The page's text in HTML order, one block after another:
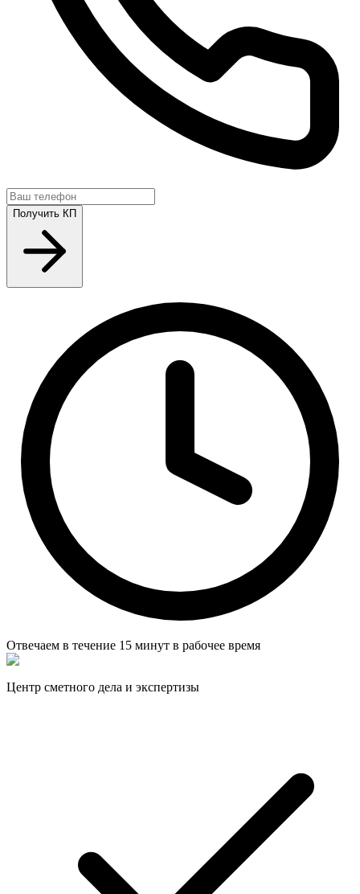
Получить КП
Отвечаем в течение 15 минут в рабочее время
Центр сметного дела и экспертизы